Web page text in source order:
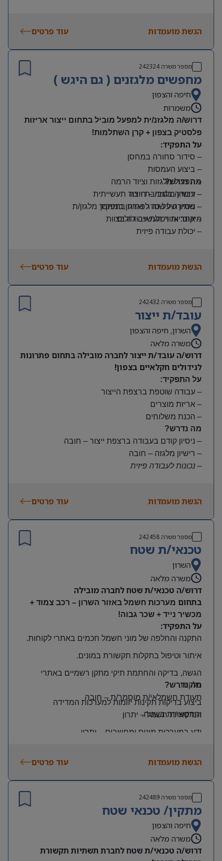
הגשת מועמדות עוד פרטים
מספר משרה242324
מחפשים מלגזנים ( גם היגש )
חיפה והצפון
משמרות
דרוש/ה מלגזנ/ית למפעל מוביל בתחום ייצור אריזות
פלסטיק בצפון + קרן השתלמות!
על התפקיד:
– סידור סחורה במחסן
– ביצוע העמסות
– תפעול מלגזות וציוד הרמה
– עבודה בסביבת ייצור תעשייתית
– שמירה על סדר וארגון במחסן
מה נדרש?
– רישיון מלגזה – חובה
– ניסיון של שנה לפחות בתפקיד מלגזן/ת
– אחריות ויכולת עבודה בצוות
– יכולת עבודה פיזית
משמרות:
שעות נוספות לפי צורך
תנאים:
סיבוס
קרן השתלמות
מיקום: אזור תעשייה ג’וליס
הגשת מועמדות עוד פרטים
מספר משרה 242432
עובד/ת ייצור
השרון, חיפה והצפון
משרה מלאה
דרוש/ה עובד/ת ייצור לחברה מובילה בתחום פתרונות
לגידולים חקלאיים בצפון!
על התפקיד:
– עבודה שוטפת ברצפת הייצור
– אריזת מוצרים
– הכנת משלוחים
מה נדרש?
– ניסיון קודם בעבודה ברצפת ייצור – חובה
– רישיון מלגזה – חובה
– נכונות לעבודה פיזית
משרה מלאה | ימים א-ה | 6:30-15:30
קרן השתלמות ובונוסים
עובד חברה מהיום הראשון
מיקום: חדרה
הגשת מועמדות עוד פרטים
מספר משרה242458
טכנאי/ת שטח
השרון
משרה מלאה
דרוש/ה טכנאי/ת שטח לחברה מובילה
בתחום מערכות חשמל באזור השרון – רכב צמוד +
מכשיר נייד + שכר גבוה!
על התפקיד:
התקנה והחלפה של מוני חשמל חכמים באתרי לקוחות.
איתור וטיפול בתקלות תקשורת במונים.
הגשה, בדיקה והחתמת תיקי מתקן רשמיים באתרי
הלקוח.
ביצוע בדיקות תקינות יזומות למערכות המדידה
והתקשורת בשטח.
מה נדרש?
תעודת חשמלאי/ת מוסמך/ת – חובה
הנדסאי/ת חשמל– יתרון
ידע במערכות מונים ומחשבים יתרון
היקף משרה:
משרה מלאה | ימים: א’-ה’ | שעות: 8:00–17:00
תנאים:
רכב צמוד וטלפון סלולרי
שכר גבוה
מיקום: קדימה צורן
הגשת מועמדות עוד פרטים
מספר משרה242489
מתקין/ טכנאי שטח
חיפה והצפון
משרה מלאה
דרוש/ה טכנאי/ת שטח לחברת תשתיות תקשורת